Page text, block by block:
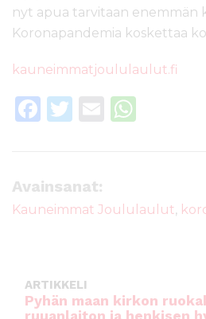
nyt apua tarvitaan enemmän
Koronapandemia koskettaa
kauneimmatjoululaulut.fi
F
e
b
k
T
te
r
E
A
Avainsanat:
Kauneimmat Joululaulut,
ARTIKKELI
Pyhän maan kirkon
ruuanlaiton ja henkisen